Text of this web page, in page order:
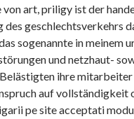
von art, priligy ist der
des geschlechtsverkehrs
sogenannte in meinem
und netzhaut-
ihre
auf
pe site acceptati